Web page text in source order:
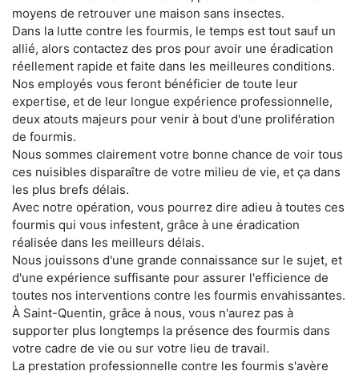
moyens de retrouver une maison sans insectes.
Dans la lutte contre les fourmis, le temps est tout sauf un
allié, alors contactez des pros pour avoir une éradication
réellement rapide et faite dans les meilleures conditions.
Nos employés vous feront bénéficier de toute leur
expertise, et de leur longue expérience professionnelle,
deux atouts majeurs pour venir à bout d'une prolifération
de fourmis.
Nous sommes clairement votre bonne chance de voir tous
ces nuisibles disparaître de votre milieu de vie, et ça dans
les plus brefs délais.
Avec notre opération, vous pourrez dire adieu à toutes ces
fourmis qui vous infestent, grâce à une éradication
réalisée dans les meilleurs délais.
Nous jouissons d'une grande connaissance sur le sujet, et
d'une expérience suffisante pour assurer l'efficience de
toutes nos interventions contre les fourmis envahissantes.
À Saint-Quentin, grâce à nous, vous n'aurez pas à
supporter plus longtemps la présence des fourmis dans
votre cadre de vie ou sur votre lieu de travail.
La prestation professionnelle contre les fourmis s'avère